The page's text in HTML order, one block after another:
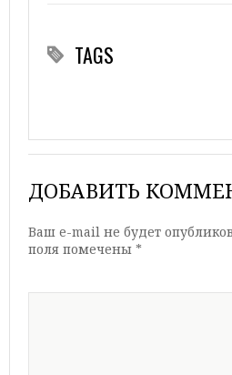
TAGS
ДОБАВИТЬ
Ваш e-mail не будет
поля помечены *